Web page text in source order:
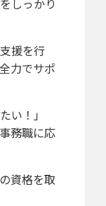
援を行
力でサポ
い！」
務職に応
資格を取